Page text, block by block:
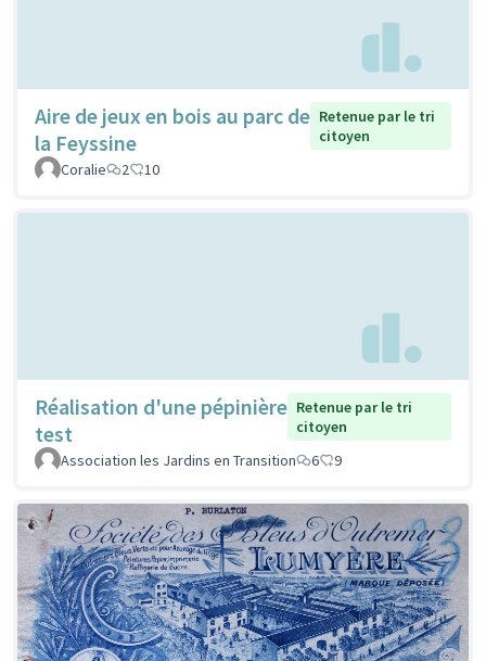
Aire de jeux en bois au parc de
la Feyssine
Retenue par le tri
citoyen
Coralie
2 10
Réalisation d'une pépinière
test
Retenue par le tri
citoyen
Association les Jardins en Transition
6 9